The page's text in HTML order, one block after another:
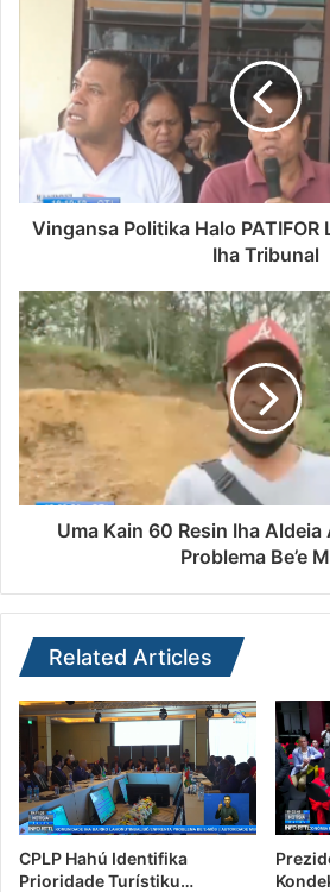
Vingansa Politika Halo PATIFOR
Iha Tribunal
Uma Kain 60 Resin Iha
Problema Be’e
Related Articles
CPLP Hahú Identifika
Prioridade Turístiku…